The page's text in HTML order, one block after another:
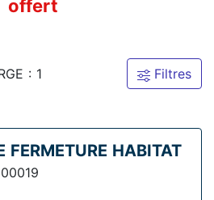
offert
: 1 Filtres
FERMETURE HABITAT